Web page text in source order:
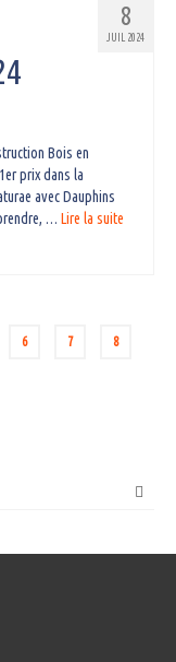
8
JUIL 2024
Bois en
prix dans la
avec Dauphins
… Lire la suite­­
6 7 8